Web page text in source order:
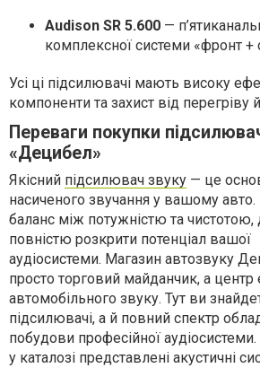
Audison SR 5.600 —
комплексної системи «фронт +
Усі ці підсилювачі мають високу
компоненти та захист від перегріву
Переваги покупки
«Децибел»
Якісний підсилювач звуку — це
насиченого звучання у вашому авто.
баланс між потужністю та
повністю розкрити потенціал вашої
аудіосистеми. Магазин автозвуку
просто торговий майданчик, а центр
автомобільного звуку. Тут ви
підсилювачі, а й повний спектр
побудови професійної
у каталозі представлені акустичні